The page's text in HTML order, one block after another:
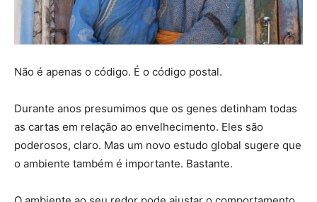
Não é apenas o código. É o código postal.
Durante anos presumimos que os genes detinham todas
as cartas em relação ao envelhecimento. Eles são
poderosos, claro. Mas um novo estudo global sugere que
o ambiente também é importante. Bastante.